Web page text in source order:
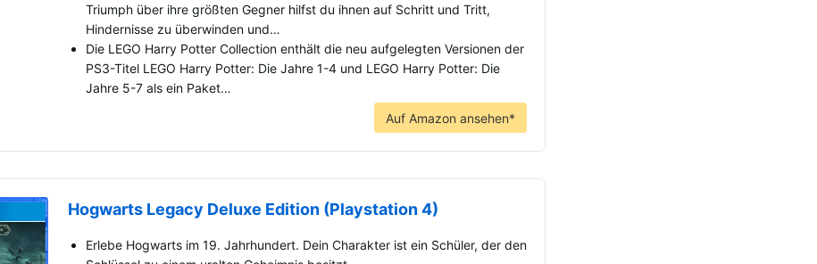
Triumph über ihre größten Gegner hilfst du ihnen auf Schritt und Tritt,
Hindernisse zu überwinden und…
Die LEGO Harry Potter Collection enthält die neu aufgelegten Versionen der
PS3-Titel LEGO Harry Potter: Die Jahre 1-4 und LEGO Harry Potter: Die
Jahre 5-7 als ein Paket…
Auf Amazon ansehen*
Hogwarts Legacy Deluxe Edition (Playstation 4)
Erlebe Hogwarts im 19. Jahrhundert. Dein Charakter ist ein Schüler, der den